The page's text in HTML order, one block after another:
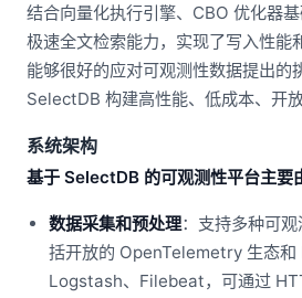
结合向量化执行引擎、CBO 优化器
极速全文检索能力，实现了写入性能
能够很好的应对可观测性数据提出的
SelectDB 构建高性能、低成本、开
系统架构
基于 SelectDB 的可观测性平台主要
数据采集和预处理：支持多种可
括开放的 OpenTelemetry 生态和
Logstash、Filebeat，可通过